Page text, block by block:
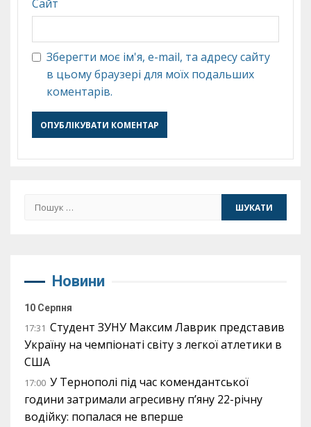
Сайт
Зберегти моє ім'я, e-mail, та адресу сайту
в цьому браузері для моїх подальших
коментарів.
Пошук:
Новини
10 Серпня
17:31 Студент ЗУНУ Максим Лаврик представив
Україну на чемпіонаті світу з легкої атлетики в
США
17:00 У Тернополі під час комендантської
години затримали агресивну п’яну 22-річну
водійку: попалася не вперше